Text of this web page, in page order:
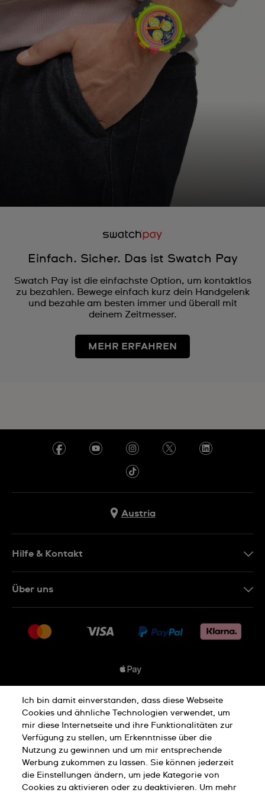
Einfach. Sicher. Das ist Swatch Pay
Swatch Pay ist die einfachste Option, um kontaktlos
zu bezahlen. Bewege einfach kurz dein Handgelenk
und bezahle am besten immer und überall mit
deinem Zeitmesser.
MEHR ERFAHREN
Austria
Hilfe & Kontakt
Rückgaberecht
Über uns
Jobs
Datenschutzbedingungen
Hinweis Zu Cookies
Nutzungsbedingungen Impressum
Ich bin damit einverstanden, dass diese Webseite
Cookies und ähnliche Technologien verwendet, um
mir diese Internetseite und ihre Funktionalitäten zur
Verfügung zu stellen, um Erkenntnisse über die
Nutzung zu gewinnen und um mir entsprechende
Werbung zukommen zu lassen. Sie können jederzeit
die Einstellungen ändern, um jede Kategorie von
Cookies zu aktivieren oder zu deaktivieren. Um mehr